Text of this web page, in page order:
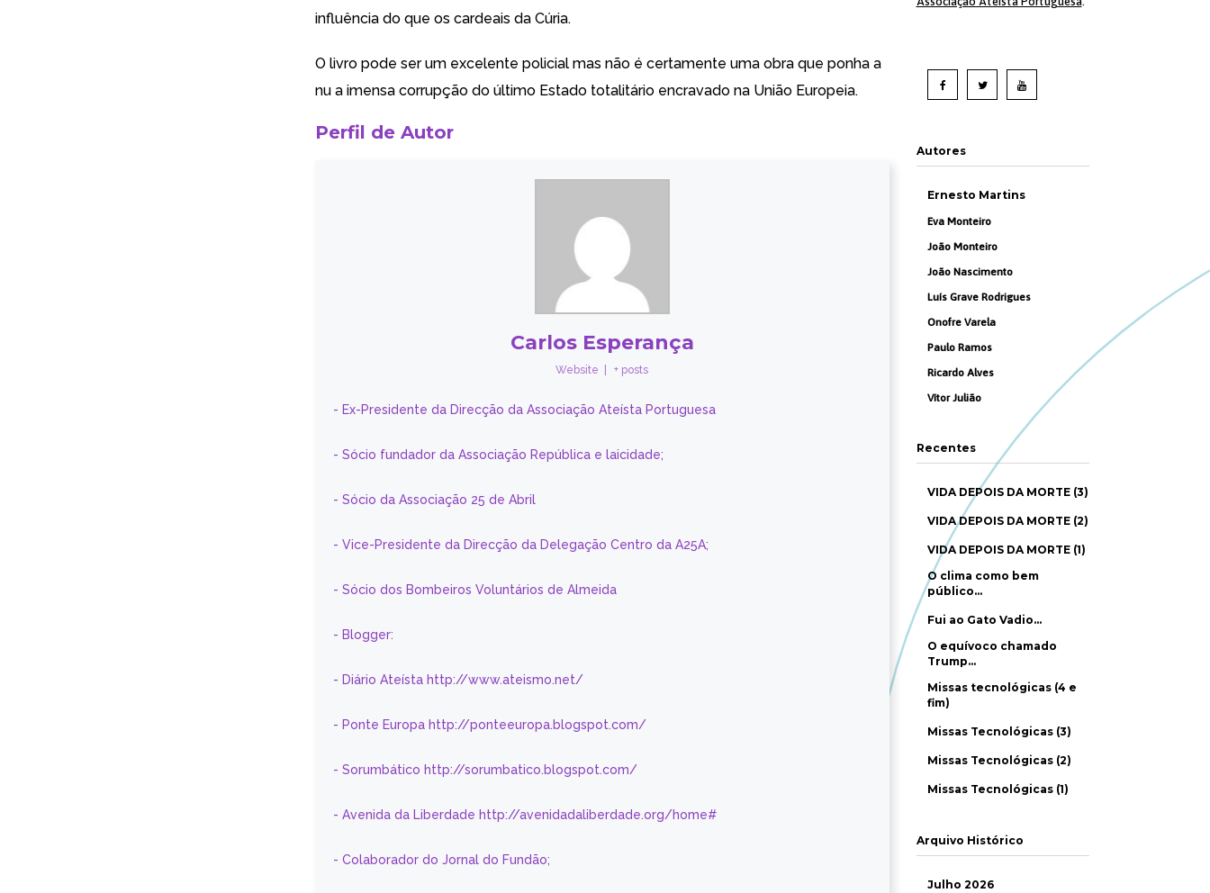
influência do que os cardeais da Cúria.
O livro pode ser um excelente policial mas não é certamente uma obra que ponha a
nu a imensa corrupção do último Estado totalitário encravado na União Europeia.
Perfil de Autor
Carlos Esperança
Website + posts
- Ex-Presidente da Direcção da Associação Ateísta Portuguesa
- Sócio fundador da Associação República e laicidade;
- Sócio da Associação 25 de Abril
- Vice-Presidente da Direcção da Delegação Centro da A25A;
- Sócio dos Bombeiros Voluntários de Almeida
- Blogger:
- Diário Ateísta http://www.ateismo.net/
- Ponte Europa http://ponteeuropa.blogspot.com/
- Sorumbático http://sorumbatico.blogspot.com/
- Avenida da Liberdade http://avenidadaliberdade.org/home#
- Colaborador do Jornal do Fundão;
Autores
Ernesto Martins
Eva Monteiro
João Monteiro
João Nascimento
Luís Grave Rodrigues
Onofre Varela
Paulo Ramos
Ricardo Alves
Vítor Julião
Recentes
VIDA DEPOIS DA MORTE (3)
VIDA DEPOIS DA MORTE (2)
VIDA DEPOIS DA MORTE (1)
O clima como bem
público…
Fui ao Gato Vadio…
O equívoco chamado
Trump…
Missas tecnológicas (4 e
fim)
Missas Tecnológicas (3)
Missas Tecnológicas (2)
Missas Tecnológicas (1)
Arquivo Histórico
Julho 2026